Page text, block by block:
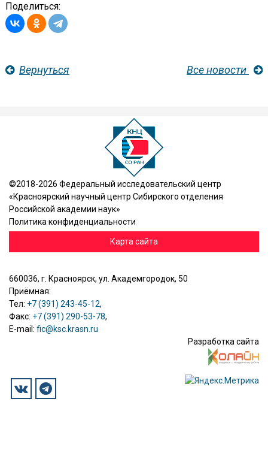
Поделиться:
Вернуться Все новости
©2018-2026 Федеральный исследовательский центр
«Красноярский научный центр Сибирского отделения
Российской академии наук»
Политика конфиденциальности
Карта сайта
660036, г. Красноярск, ул. Академгородок, 50
Приёмная:
Тел: +7 (391) 243-45-12,
Факс: +7 (391) 290-53-78,
E-mail: fic@ksc.krasn.ru
Разработка сайта